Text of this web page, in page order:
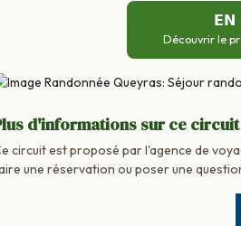
EN
Découvrir le
d'informations sur ce circuit
circuit est proposé par l'agence de
une réservation ou poser une